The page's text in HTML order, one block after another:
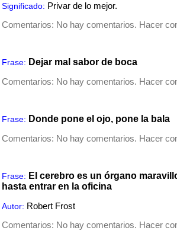
Significado: Privar de lo mejor.
Comentarios: No hay comentarios. Hacer
Frase: Dejar mal sabor de boca
Comentarios: No hay comentarios. Hacer
Frase: Donde pone el ojo, pone la bala
Comentarios: No hay comentarios. Hacer
Frase: El cerebro es un órgano
hasta entrar en la oficina
Autor: Robert Frost
Comentarios: No hay comentarios. Hacer